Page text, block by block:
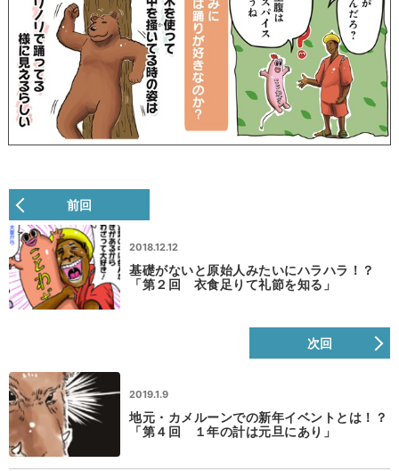
前回
2018.12.12
基礎がないと原始人みたいにハラハラ！？
「第２回 衣食足りて礼節を知る」
次回
2019.1.9
地元・カメルーンでの新年イベントとは！？
「第４回 １年の計は元旦にあり」